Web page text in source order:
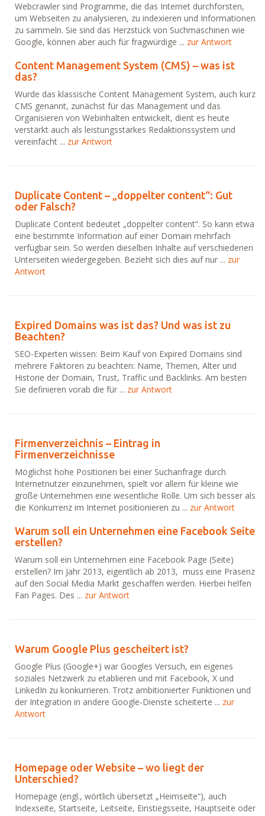
Webcrawler sind Programme, die das Internet durchforsten,
um Webseiten zu analysieren, zu indexieren und Informationen
zu sammeln. Sie sind das Herzstück von Suchmaschinen wie
Google, können aber auch für fragwürdige ... zur Antwort
Content Management System (CMS) – was ist
das?
Wurde das klassische Content Management System, auch kurz
CMS genannt, zunächst für das Management und das
Organisieren von Webinhalten entwickelt, dient es heute
verstärkt auch als leistungsstarkes Redaktionssystem und
vereinfacht ... zur Antwort
Duplicate Content – „doppelter content“: Gut
oder Falsch?
Duplicate Content bedeutet „doppelter content“. So kann etwa
eine bestimmte Information auf einer Domain mehrfach
verfügbar sein. So werden dieselben Inhalte auf verschiedenen
Unterseiten wiedergegeben. Bezieht sich dies auf nur ... zur
Antwort
Expired Domains was ist das? Und was ist zu
Beachten?
SEO-Experten wissen: Beim Kauf von Expired Domains sind
mehrere Faktoren zu beachten: Name, Themen, Alter und
Historie der Domain, Trust, Traffic und Backlinks. Am besten
Sie definieren vorab die für ... zur Antwort
Firmenverzeichnis – Eintrag in
Firmenverzeichnisse
Möglichst hohe Positionen bei einer Suchanfrage durch
Internetnutzer einzunehmen, spielt vor allem für kleine wie
große Unternehmen eine wesentliche Rolle. Um sich besser als
die Konkurrenz im Internet positionieren zu ... zur Antwort
Warum soll ein Unternehmen eine Facebook Seite
erstellen?
Warum soll ein Unternehmen eine Facebook Page (Seite)
erstellen? Im Jahr 2013, eigentlich ab 2013, muss eine Präsenz
auf den Social Media Markt geschaffen werden. Hierbei helfen
Fan Pages. Des ... zur Antwort
Warum Google Plus gescheitert ist?
Google Plus (Google+) war Googles Versuch, ein eigenes
soziales Netzwerk zu etablieren und mit Facebook, X und
LinkedIn zu konkurrieren. Trotz ambitionierter Funktionen und
der Integration in andere Google-Dienste scheiterte ... zur
Antwort
Homepage oder Website – wo liegt der
Unterschied?
Homepage (engl., wörtlich übersetzt „Heimseite“), auch
Indexseite, Startseite, Leitseite, Einstiegsseite, Hauptseite oder